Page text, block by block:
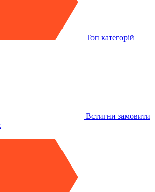
Топ категорій
Встигни замовити